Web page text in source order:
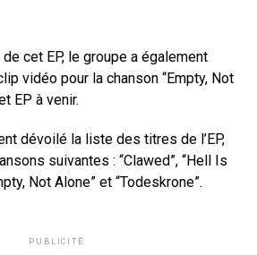
de cet EP, le groupe a également
vidéo pour la chanson “Empty, Not
EP à venir.
dévoilé la liste des titres de l’EP,
suivantes : “Clawed”, “Hell Is
Not Alone” et “Todeskrone”.
PUBLICITÉ